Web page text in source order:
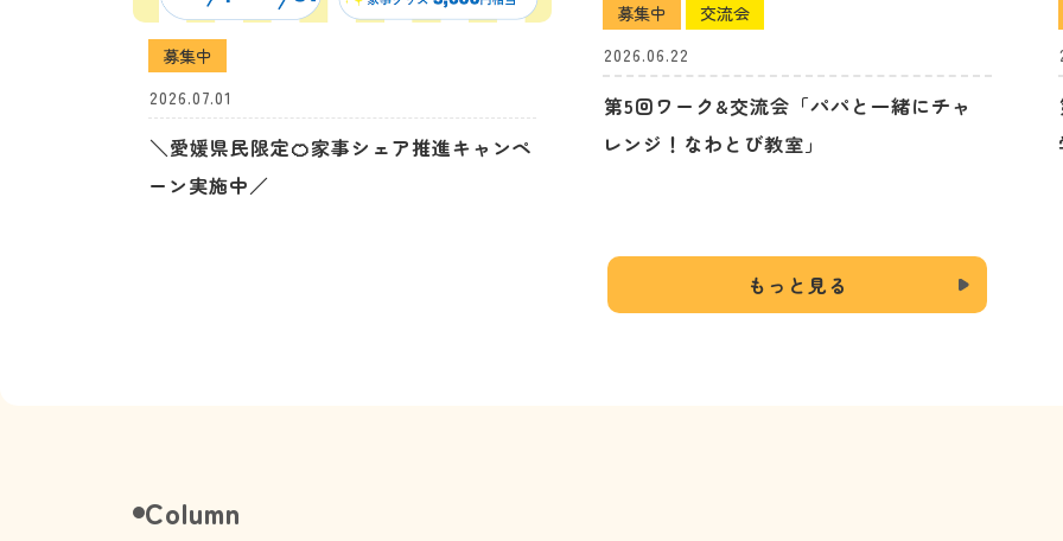
募集中
2026.07.01
＼愛媛県民限定🍊家事シェア推進キャンペ
ーン実施中／
募集中
交流会
2026.06.22
第5回ワーク&交流会「パパと一緒にチャ
レンジ！なわとび教室」
もっと見る
Column